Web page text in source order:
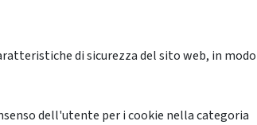
di sicurezza del sito web, in modo
dell'utente per i cookie nella categoria